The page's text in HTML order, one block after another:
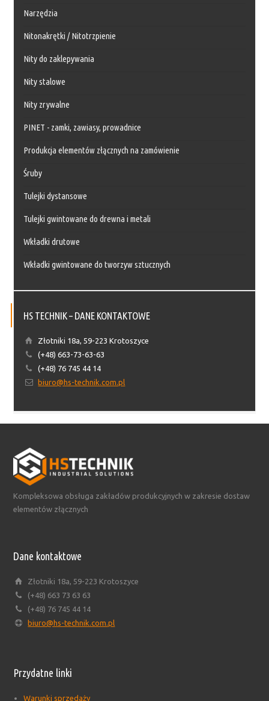
Narzędzia
Nitonakrętki / Nitotrzpienie
Nity do zaklepywania
Nity stalowe
Nity zrywalne
PINET - zamki, zawiasy, prowadnice
Produkcja elementów złącznych na zamówienie
Śruby
Tulejki dystansowe
Tulejki gwintowane do drewna i metali
Wkładki drutowe
Wkładki gwintowane do tworzyw sztucznych
HS TECHNIK – DANE KONTAKTOWE
Złotniki 18a, 59-223 Krotoszyce
(+48) 663-73-63-63
(+48) 76 745 44 14
biuro@hs-technik.com.pl
Kompleksowa obsługa zakładów produkcyjnych w zakresie dostaw
elementów złącznych
Dane kontaktowe
Złotniki 18a, 59-223 Krotoszyce
(+48) 663 73 63 63
(+48) 76 745 44 14
biuro@hs-technik.com.pl
Przydatne linki
Warunki sprzedaży